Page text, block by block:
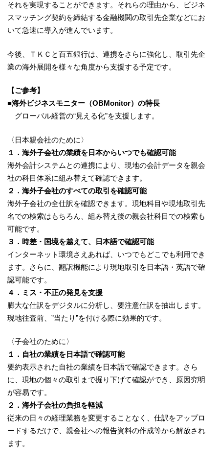
それを実現することができます。それらの理由から、ビジネ
スマッチング契約を締結する金融機関の取引先企業などにお
いて急速に導入が進んでいます。
今後、ＴＫＣと百五銀行は、連携をさらに強化し、取引先企
業の海外展開を様々な角度から支援する予定です。
【ご参考】
■海外ビジネスモニター（OBMonitor）の特長
グローバル経営の“見える化”を支援します。
〈日本親会社のために〉
１．海外子会社の業績を日本からいつでも確認可能
海外会計システムとの連携により、現地の会計データを親会
社の科目体系に組み替えて確認できます。
２．海外子会社のすべての取引を確認可能
海外子会社の全仕訳を確認できます。現地科目や現地取引先
名での検索はもちろん、組み替え後の親会社科目での検索も
可能です。
３．時差・国境を越えて、日本語で確認可能
インターネット環境さえあれば、いつでもどこでも利用でき
ます。さらに、翻訳機能により現地取引を日本語・英語で確
認可能です。
４．ミス・不正の発見を支援
膨大な仕訳をデジタルに分析し、要注意仕訳を抽出します。
現地往査前、”当たり”を付ける際に効果的です。
〈子会社のために〉
１．自社の業績を日本語で確認可能
要約表示された自社の業績を日本語で確認できます。さら
に、現地の個々の取引まで掘り下げて確認ができ、原因究明
が容易です。
２．海外子会社の負担を軽減
従来の日々の経理業務を変更することなく、仕訳をアップロ
ードするだけで、親会社への報告資料の作成等から解放され
ます。